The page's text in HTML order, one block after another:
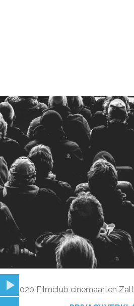
© 2020 Filmclub cinemaarten